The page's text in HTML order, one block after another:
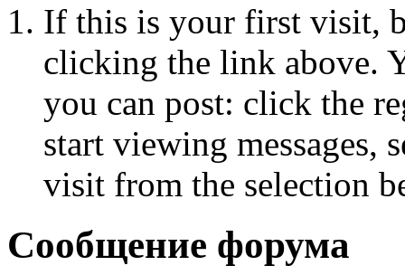
If this is your first visit,
clicking the link above.
you can post: click the
start viewing messages,
visit from the selection
Сообщение форума